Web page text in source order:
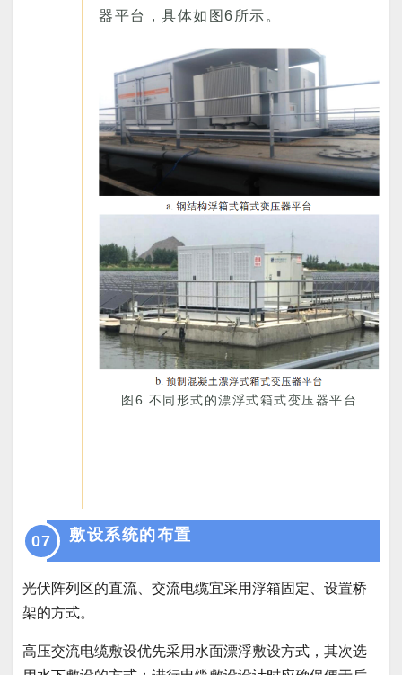
器平台，具体如图6所示。
图 6 不同形式的漂浮式箱式变压器平台
07 敷设系统的布置
光伏阵列区的直流、交流电缆宜采用浮箱固定、设置桥
架的方式。
高压交流电缆敷设优先采用水面漂浮敷设方式，其次选